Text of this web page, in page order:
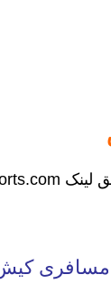
لینک
مسافری